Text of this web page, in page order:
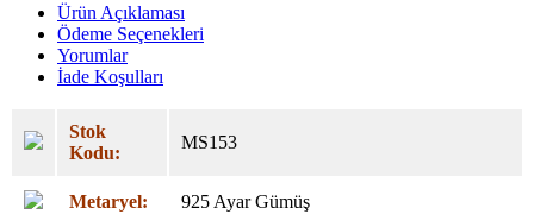
Ürün Açıklaması
Ödeme Seçenekleri
Yorumlar
İade Koşulları
Stok
Kodu:
MS153
Metaryel: 925 Ayar Gümüş